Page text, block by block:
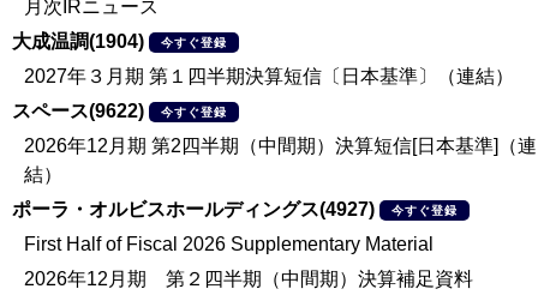
月次IRニュース
大成温調(1904)
今すぐ登録
2027年３月期 第１四半期決算短信〔日本基準〕（連結）
スペース(9622)
今すぐ登録
2026年12月期 第2四半期（中間期）決算短信[日本基準]（連
結）
ポーラ・オルビスホールディングス(4927)
今すぐ登録
First Half of Fiscal 2026 Supplementary Material
2026年12月期 第２四半期（中間期）決算補足資料